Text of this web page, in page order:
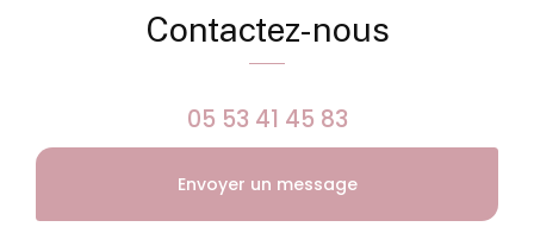
Contactez-nous
05 53 41 45 83
Envoyer un message